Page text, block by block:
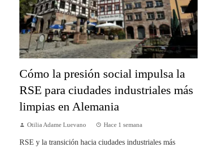
Cómo la presión social impulsa la
RSE para ciudades industriales más
limpias en Alemania
Otilia Adame Luevano Hace 1 semana
RSE y la transición hacia ciudades industriales más